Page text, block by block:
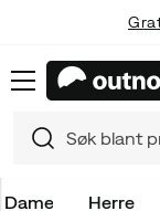
Dame Herre